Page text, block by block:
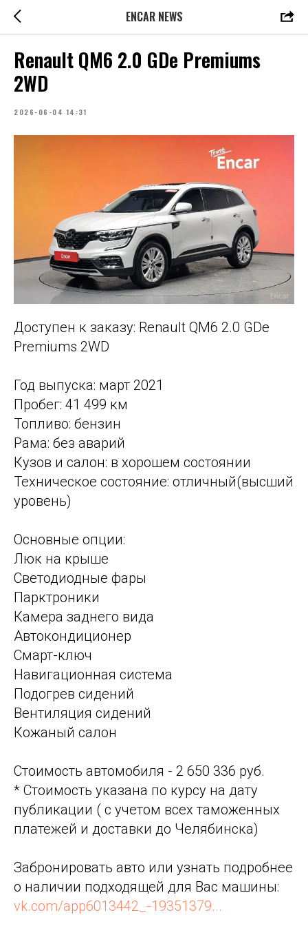
ENCAR NEWS
Renault QM6 2.0 GDe Premiums
2WD
2026-06-04 14:31
Доступен к заказу: Renault QM6 2.0 GDe
Premiums 2WD
Год выпуска: март 2021
Пробег: 41 499 км
Топливо: бензин
Рама: без аварий
Кузов и салон: в хорошем состоянии
Техническое состояние: отличный(высший
уровень)
Основные опции:
Люк на крыше
Светодиодные фары
Парктроники
Камера заднего вида
Автокондиционер
Смарт-ключ
Навигационная система
Подогрев сидений
Вентиляция сидений
Кожаный салон
Стоимость автомобиля - 2 650 336 руб.
* Стоимость указана по курсу на дату
публикации ( с учетом всех таможенных
платежей и доставки до Челябинска)
Забронировать авто или узнать подробнее
о наличии подходящей для Вас машины:
vk.com/app6013442_-19351379...